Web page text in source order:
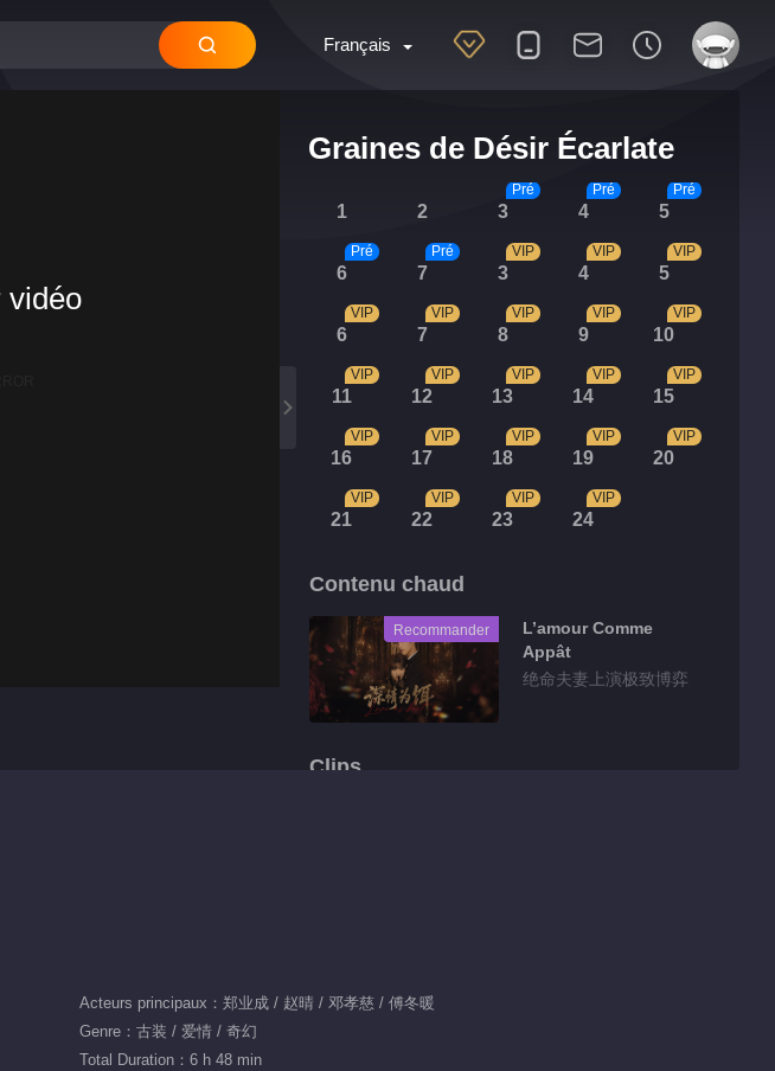
Français
Graines de Désir Écarlate
1 2 3
Pré
4
Pré
5
Pré
6
Pré
7
Pré
3
VIP
4
VIP
5
VIP
6
VIP
7
VIP
8
VIP
9
VIP
10
VIP
11
VIP
12
VIP
13
VIP
14
VIP
15
VIP
16
VIP
17
VIP
18
VIP
19
VIP
20
VIP
21
VIP
22
VIP
23
VIP
24
VIP
Contenu chaud
Recommander
L’amour Comme
Appât
绝命夫妻上演极致博弈
Clips
vidéo
Acteurs principaux：郑业成 / 赵晴 / 邓孝慈 / 傅冬暖
Genre：古装 / 爱情 / 奇幻
Total Duration：6 h 48 min